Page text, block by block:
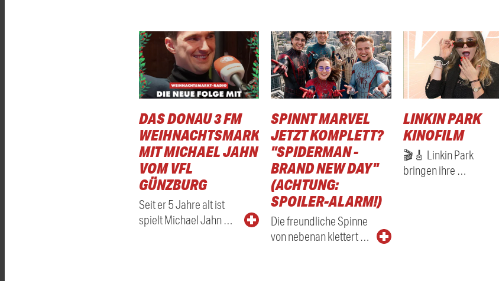
DAS DONAU 3 FM
WEIHNACHTSMARKTRADIO
MIT MICHAEL JAHN
VOM VFL
GÜNZBURG
Seit er 5 Jahre alt ist
spielt Michael Jahn …
SPINNT MARVEL
JETZT KOMPLETT?
"SPIDERMAN -
BRAND NEW DAY"
(ACHTUNG:
SPOILER-ALARM!)
Die freundliche Spinne
von nebenan klettert …
LINKIN PARK
KINOFILM
🎬🎸 Linkin Park
bringen ihre …